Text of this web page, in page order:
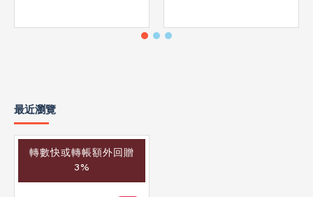
最近瀏覽
轉數快或轉帳額外回贈
3%